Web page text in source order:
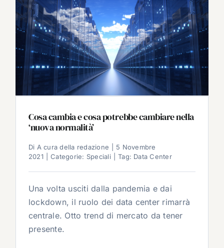
Cosa cambia e cosa potrebbe cambiare nella
‘nuova normalità’
Di A cura della redazione
5 Novembre
2021
Categorie: Speciali Tag: Data Center
Una volta usciti dalla pandemia e dai
lockdown, il ruolo dei data center rimarrà
centrale. Otto trend di mercato da tener
presente.